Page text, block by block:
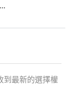
到最新的選擇權